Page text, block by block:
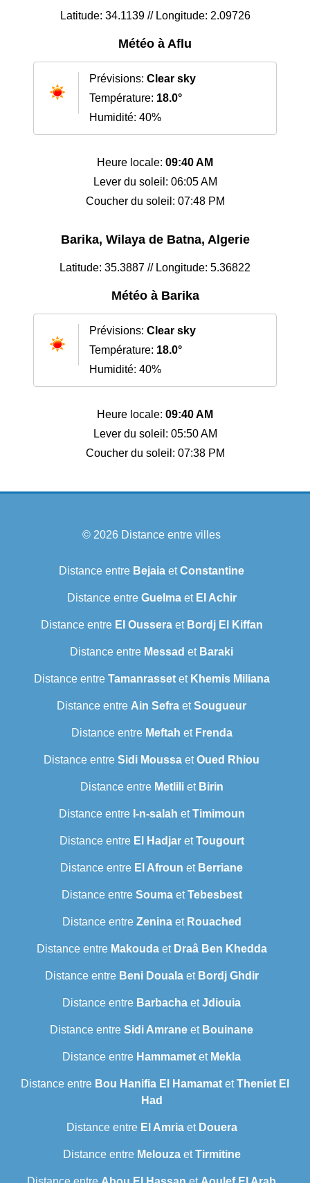
Latitude: 34.1139 // Longitude: 2.09726
Météo à Aflu
Prévisions: Clear sky
Température: 18.0°
Humidité: 40%
Heure locale: 09:40 AM
Lever du soleil: 06:05 AM
Coucher du soleil: 07:48 PM
Barika, Wilaya de Batna, Algerie
Latitude: 35.3887 // Longitude: 5.36822
Météo à Barika
Prévisions: Clear sky
Température: 18.0°
Humidité: 40%
Heure locale: 09:40 AM
Lever du soleil: 05:50 AM
Coucher du soleil: 07:38 PM
© 2026 Distance entre villes
Distance entre Bejaia etConstantine
Distance entre Guelmaet El Achir
Distance entre El Ousseraet Bordj El Kiffan
Distance entre Messad et Baraki
Distance entre Tamanrassetet Khemis Miliana
Distance entre Ain Sefra etSougueur
Distance entre Meftah et Frenda
Distance entre Sidi Moussa etOued Rhiou
Distance entre Metliliet Birin
Distance entre I-n-salah etTimimoun
Distance entre El HadjaretTougourt
Distance entre El Afroun et Berriane
Distance entre SoumaetTebesbest
Distance entre Zeninaet Rouached
Distance entre Makoudaet Draâ Ben Khedda
Distance entre Beni Doualaet Bordj Ghdir
Distance entre Barbacha etJdiouia
Distance entre Sidi Amrane et Bouinane
Distance entre Hammamet et Mekla
Distance entre Bou Hanifia El Hamamat etTheniet El
Had
Distance entre El Amriaet Douera
Distance entre MelouzaetTirmitine